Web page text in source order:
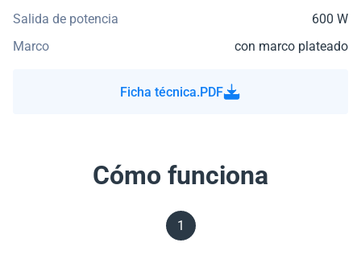
Salida de potencia
600 W
Marco
con marco plateado
Ficha técnica.PDF
Cómo funciona
1